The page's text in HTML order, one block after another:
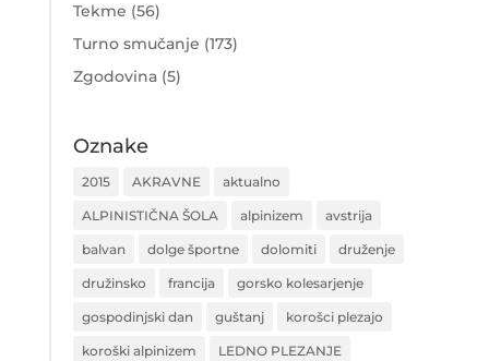
Tekme (56)
Turno smučanje (173)
Zgodovina(5)
Oznake
2015 AKRAVNE aktualno
ALPINISTIČNA ŠOLA alpinizem avstrija
balvan dolge športne dolomiti druženje
družinsko francija gorsko kolesarjenje
gospodinjski dan guštanj korošci plezajo
koroški alpinizem LEDNO PLEZANJE